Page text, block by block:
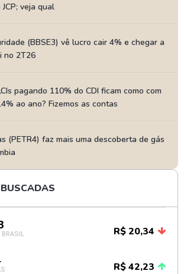
veja qual
(BBSE3) vê lucro cair 4% e chegar a
no 2T26
pagando 110% do CDI ficam como com
ao ano? Fizemos as contas
(PETR4) faz mais uma descoberta de gás
R$ 20,34
R$ 42,23